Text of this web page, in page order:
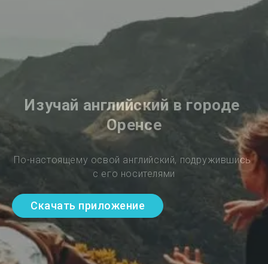
Изучай английский в городе
Оренсе
По-настоящему освой английский, подружившись
с его носителями
Скачать приложение